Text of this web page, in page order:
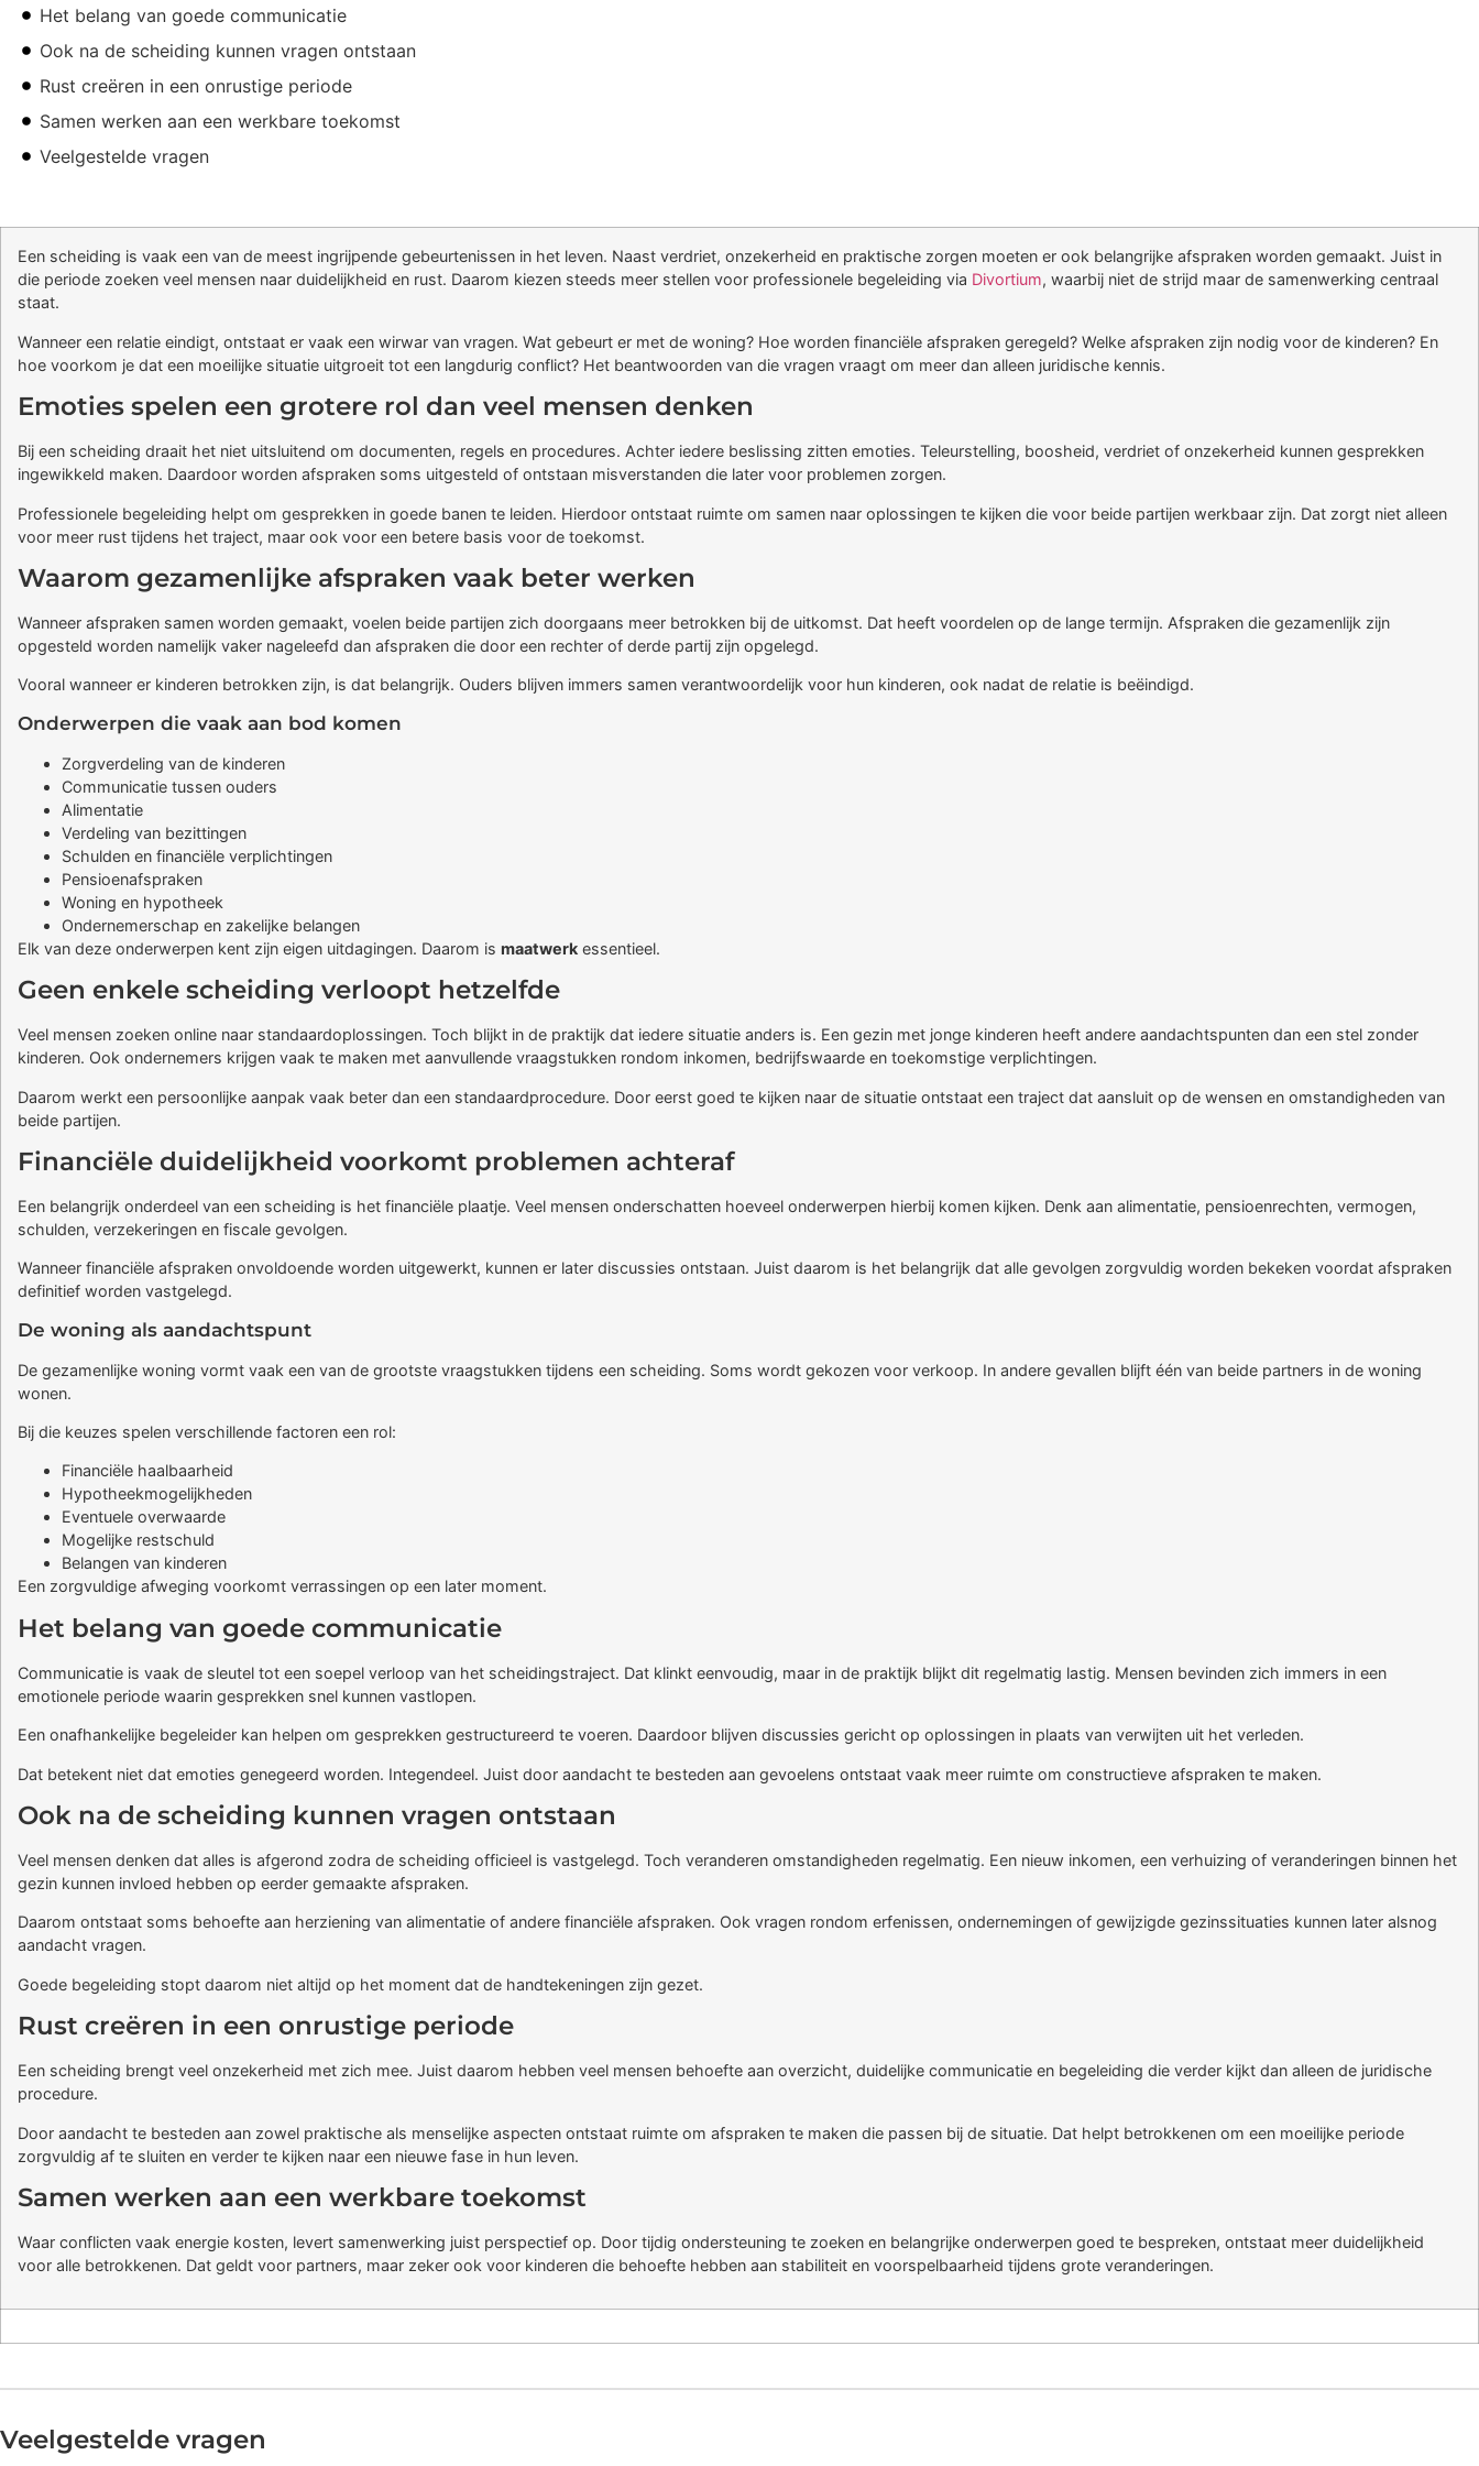
Het belang van goede communicatie
Ook na de scheiding kunnen vragen ontstaan
Rust creëren in een onrustige periode
Samen werken aan een werkbare toekomst
Veelgestelde vragen
Een scheiding is vaak een van de meest ingrijpende gebeurtenissen in het leven. Naast verdriet, onzekerheid en praktische zorgen moeten er ook belangrijke afspraken worden gemaakt. Juist in
die periode zoeken veel mensen naar duidelijkheid en rust. Daarom kiezen steeds meer stellen voor professionele begeleiding via Divortium, waarbij niet de strijd maar de samenwerking centraal
staat.
Wanneer een relatie eindigt, ontstaat er vaak een wirwar van vragen. Wat gebeurt er met de woning? Hoe worden financiële afspraken geregeld? Welke afspraken zijn nodig voor de kinderen? En
hoe voorkom je dat een moeilijke situatie uitgroeit tot een langdurig conflict? Het beantwoorden van die vragen vraagt om meer dan alleen juridische kennis.
Emoties spelen een grotere rol dan veel mensen denken
Bij een scheiding draait het niet uitsluitend om documenten, regels en procedures. Achter iedere beslissing zitten emoties. Teleurstelling, boosheid, verdriet of onzekerheid kunnen gesprekken
ingewikkeld maken. Daardoor worden afspraken soms uitgesteld of ontstaan misverstanden die later voor problemen zorgen.
Professionele begeleiding helpt om gesprekken in goede banen te leiden. Hierdoor ontstaat ruimte om samen naar oplossingen te kijken die voor beide partijen werkbaar zijn. Dat zorgt niet alleen
voor meer rust tijdens het traject, maar ook voor een betere basis voor de toekomst.
Waarom gezamenlijke afspraken vaak beter werken
Wanneer afspraken samen worden gemaakt, voelen beide partijen zich doorgaans meer betrokken bij de uitkomst. Dat heeft voordelen op de lange termijn. Afspraken die gezamenlijk zijn
opgesteld worden namelijk vaker nageleefd dan afspraken die door een rechter of derde partij zijn opgelegd.
Vooral wanneer er kinderen betrokken zijn, is dat belangrijk. Ouders blijven immers samen verantwoordelijk voor hun kinderen, ook nadat de relatie is beëindigd.
Onderwerpen die vaak aan bod komen
Zorgverdeling van de kinderen
Communicatie tussen ouders
Alimentatie
Verdeling van bezittingen
Schulden en financiële verplichtingen
Pensioenafspraken
Woning en hypotheek
Ondernemerschap en zakelijke belangen
Elk van deze onderwerpen kent zijn eigen uitdagingen. Daarom is maatwerk essentieel.
Geen enkele scheiding verloopt hetzelfde
Veel mensen zoeken online naar standaardoplossingen. Toch blijkt in de praktijk dat iedere situatie anders is. Een gezin met jonge kinderen heeft andere aandachtspunten dan een stel zonder
kinderen. Ook ondernemers krijgen vaak te maken met aanvullende vraagstukken rondom inkomen, bedrijfswaarde en toekomstige verplichtingen.
Daarom werkt een persoonlijke aanpak vaak beter dan een standaardprocedure. Door eerst goed te kijken naar de situatie ontstaat een traject dat aansluit op de wensen en omstandigheden van
beide partijen.
Financiële duidelijkheid voorkomt problemen achteraf
Een belangrijk onderdeel van een scheiding is het financiële plaatje. Veel mensen onderschatten hoeveel onderwerpen hierbij komen kijken. Denk aan alimentatie, pensioenrechten, vermogen,
schulden, verzekeringen en fiscale gevolgen.
Wanneer financiële afspraken onvoldoende worden uitgewerkt, kunnen er later discussies ontstaan. Juist daarom is het belangrijk dat alle gevolgen zorgvuldig worden bekeken voordat afspraken
definitief worden vastgelegd.
De woning als aandachtspunt
De gezamenlijke woning vormt vaak een van de grootste vraagstukken tijdens een scheiding. Soms wordt gekozen voor verkoop. In andere gevallen blijft één van beide partners in de woning
wonen.
Bij die keuzes spelen verschillende factoren een rol:
Financiële haalbaarheid
Hypotheekmogelijkheden
Eventuele overwaarde
Mogelijke restschuld
Belangen van kinderen
Een zorgvuldige afweging voorkomt verrassingen op een later moment.
Het belang van goede communicatie
Communicatie is vaak de sleutel tot een soepel verloop van het scheidingstraject. Dat klinkt eenvoudig, maar in de praktijk blijkt dit regelmatig lastig. Mensen bevinden zich immers in een
emotionele periode waarin gesprekken snel kunnen vastlopen.
Een onafhankelijke begeleider kan helpen om gesprekken gestructureerd te voeren. Daardoor blijven discussies gericht op oplossingen in plaats van verwijten uit het verleden.
Dat betekent niet dat emoties genegeerd worden. Integendeel. Juist door aandacht te besteden aan gevoelens ontstaat vaak meer ruimte om constructieve afspraken te maken.
Ook na de scheiding kunnen vragen ontstaan
Veel mensen denken dat alles is afgerond zodra de scheiding officieel is vastgelegd. Toch veranderen omstandigheden regelmatig. Een nieuw inkomen, een verhuizing of veranderingen binnen het
gezin kunnen invloed hebben op eerder gemaakte afspraken.
Daarom ontstaat soms behoefte aan herziening van alimentatie of andere financiële afspraken. Ook vragen rondom erfenissen, ondernemingen of gewijzigde gezinssituaties kunnen later alsnog
aandacht vragen.
Goede begeleiding stopt daarom niet altijd op het moment dat de handtekeningen zijn gezet.
Rust creëren in een onrustige periode
Een scheiding brengt veel onzekerheid met zich mee. Juist daarom hebben veel mensen behoefte aan overzicht, duidelijke communicatie en begeleiding die verder kijkt dan alleen de juridische
procedure.
Door aandacht te besteden aan zowel praktische als menselijke aspecten ontstaat ruimte om afspraken te maken die passen bij de situatie. Dat helpt betrokkenen om een moeilijke periode
zorgvuldig af te sluiten en verder te kijken naar een nieuwe fase in hun leven.
Samen werken aan een werkbare toekomst
Waar conflicten vaak energie kosten, levert samenwerking juist perspectief op. Door tijdig ondersteuning te zoeken en belangrijke onderwerpen goed te bespreken, ontstaat meer duidelijkheid
voor alle betrokkenen. Dat geldt voor partners, maar zeker ook voor kinderen die behoefte hebben aan stabiliteit en voorspelbaarheid tijdens grote veranderingen.
Veelgestelde vragen